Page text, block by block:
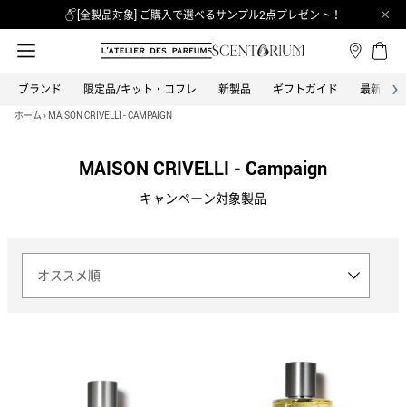
[全製品対象] ご購入で選べるサンプル2点プレゼント！
ブランド 限定品/キット・コフレ 新製品 ギフトガイド 最新情報
›
BON PARFUMEUR
ボン パフューマー
ボンド・ナンバーナイン
オードパルファム
ホーム › MAISON CRIVELLI - CAMPAIGN
MAISON CRIVELLI - Campaign
キャンペーン対象製品